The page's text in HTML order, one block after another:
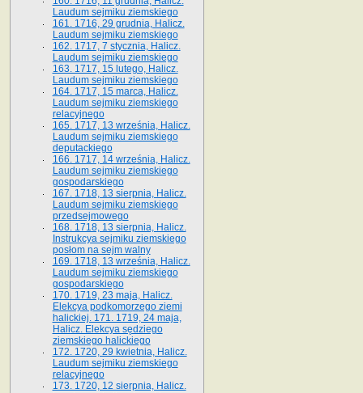
Laudum sejmiku ziemskiego
161. 1716, 29 grudnia, Halicz.
Laudum sejmiku ziemskiego
162. 1717, 7 stycznia, Halicz.
Laudum sejmiku ziemskiego
163. 1717, 15 lutego, Halicz.
Laudum sejmiku ziemskiego
164. 1717, 15 marca, Halicz.
Laudum sejmiku ziemskiego
relacyjnego
165. 1717, 13 września, Halicz.
Laudum sejmiku ziemskiego
deputackiego
166. 1717, 14 września, Halicz.
Laudum sejmiku ziemskiego
gospodarskiego
167. 1718, 13 sierpnia, Halicz.
Laudum sejmiku ziemskiego
przedsejmowego
168. 1718, 13 sierpnia, Halicz.
Instrukcya sejmiku ziemskiego
posłom na sejm walny
169. 1718, 13 września, Halicz.
Laudum sejmiku ziemskiego
gospodarskiego
170. 1719, 23 maja, Halicz.
Elekcya podkomorzego ziemi
halickiej. 171. 1719, 24 maja,
Halicz. Elekcya sędziego
ziemskiego halickiego
172. 1720, 29 kwietnia, Halicz.
Laudum sejmiku ziemskiego
relacyjnego
173. 1720, 12 sierpnia, Halicz.